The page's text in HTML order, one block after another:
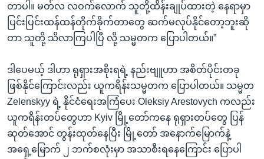
တာပါ။ မတ်လ လဝက်လောက် သူတို့ထိန်းချုပ်ထားတဲ့ နေရာမှာ
ပြင်းပြင်းထန်ထန်တိုက်ခိုက်တာတွေ ဆက်မလုပ်နိုင်တော့ဘူးဆို
တာ သူတို့ သိလာကြပါပြီ လို့ သမ္မတက ပြောပါတယ်။”
ဒါပေမယ့် ဒါဟာ ရုရှားအစိုးရရဲ့ နည်းဗျူဟာ အစိတ်ပိုင်းတခု
ဖြစ်နိုင်ကြောင်းလည်း ယူကရိန်းသမ္မတက ပြောပါတယ်။ သမ္မတ
Zelenskyy ရဲ့ နိုင်ငံရေးအကြံပေး Oleksiy Arestovych ကလည်း
ယူကရိန်းတပ်တွေဟာ Kyiv မြို့တော်ကနေ ရုရှားတပ်တွေ ပြန်
ဆုတ်အောင် တွန်းထုတ်နေပြီး မြို့တော် အနောက်မြောက်နဲ့
အရှေ့မြောက် ၂ ဘက်စလုံးမှာ အသာစီးရနေကြောင်း ပြောပါ